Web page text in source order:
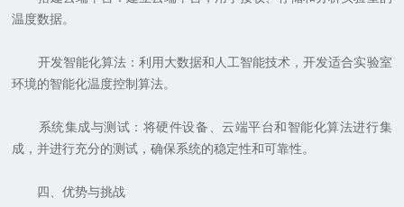
温度数据。
开发智能化算法：利用大数据和人工智能技术，开发适合实验室
环境的智能化温度控制算法。
系统集成与测试：将硬件设备、云端平台和智能化算法进行集
成，并进行充分的测试，确保系统的稳定性和可靠性。
四、优势与挑战